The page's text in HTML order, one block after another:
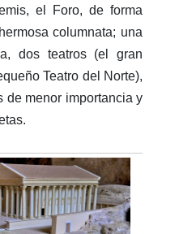
el Foro, de forma
columnata; una
dos teatros (el gran
Teatro del Norte),
de menor importancia y